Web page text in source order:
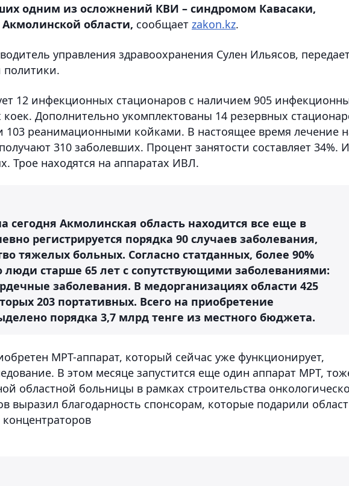
одним из осложнений КВИ – синдромом Кавасаки,
области, сообщает zakon.kz.
управления здравоохранения Сулен Ильясов,
политики.
12 инфекционных стационаров с наличием 905
Дополнительно укомплектованы 14 резервных
реанимационными койками. В настоящее время лечение
310 заболевших. Процент занятости составляет 34%.
Трое находятся на аппаратах ИВЛ.
сегодня Акмолинская область находится все еще в
регистрируется порядка 90 случаев заболевания,
тяжелых больных. Согласно статданных, более 90%
люди старше 65 лет с сопутствующими заболеваниями:
заболевания. В медорганизациях области 425
203 портативных. Всего на приобретение
порядка 3,7 млрд тенге из местного бюджета.
МРТ-аппарат, который сейчас уже функционирует,
В этом месяце запустится еще один аппарат МРТ,
областной больницы в рамках строительства
выразил благодарность спонсорам, которые подарили